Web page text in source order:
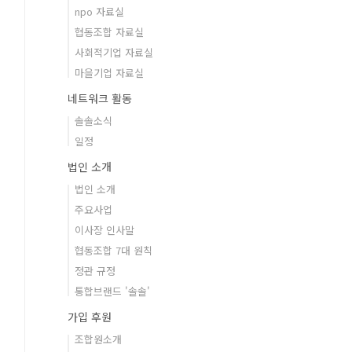
npo 자료실
협동조합 자료실
사회적기업 자료실
마을기업 자료실
네트워크 활동
솔솔소식
일정
법인 소개
법인 소개
주요사업
이사장 인사말
협동조합 7대 원칙
정관 규정
통합브랜드 '솔솔'
가입 후원
조합원소개